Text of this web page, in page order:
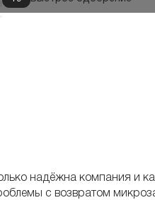
надёжна компания и
с возвратом